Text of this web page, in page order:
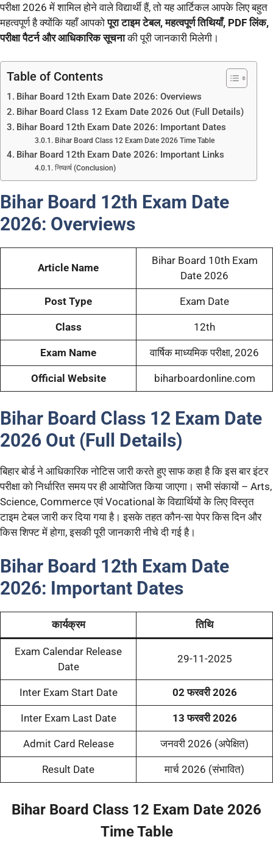
परीक्षा 2026 में शामिल होने वाले विद्यार्थी हैं, तो यह आर्टिकल आपके लिए बहुत
महत्वपूर्ण है क्योंकि यहाँ आपकोपूरा टाइम टेबल, महत्वपूर्ण तिथियाँ, PDF लिंक,
परीक्षा पैटर्न और आधिकारिक सूचनाकी पूरी जानकारी मिलेगी।
Table of Contents
Bihar Board 12th Exam Date 2026: Overviews
Bihar Board Class 12 Exam Date 2026 Out (Full Details)
Bihar Board 12th Exam Date 2026: Important Dates
Bihar Board Class 12 Exam Date 2026 Time Table
Bihar Board 12th Exam Date 2026: Important Links
निष्कर्ष (Conclusion)
Bihar Board 12th Exam Date
2026: Overviews
Article Name
Bihar Board 10th Exam
Date 2026
Post Type Exam Date
Class 12th
Exam Name वार्षिक माध्यमिक परीक्षा, 2026
Official Website biharboardonline.com
Bihar Board Class 12 Exam Date
2026 Out (Full Details)
बिहार बोर्ड ने आधिकारिक नोटिस जारी करते हुए साफ कहा है कि इस बार इंटर
परीक्षा को निर्धारित समय पर ही आयोजित किया जाएगा। सभी संकायों – Arts,
Science, Commerce एवं Vocational के विद्यार्थियों के लिए विस्तृत
टाइम टेबल जारी कर दिया गया है। इसके तहत कौन-सा पेपर किस दिन और
किस शिफ्ट में होगा, इसकी पूरी जानकारी नीचे दी गई है।
Bihar Board 12th Exam Date
2026: Important Dates
कार्यक्रम तिथि
Exam Calendar Release
Date
29-11-2025
Inter Exam Start Date 02 फरवरी 2026
Inter Exam Last Date 13 फरवरी 2026
Admit Card Release जनवरी 2026 (अपेक्षित)
Result Date मार्च 2026 (संभावित)
Bihar Board Class 12 Exam Date 2026
Time Table